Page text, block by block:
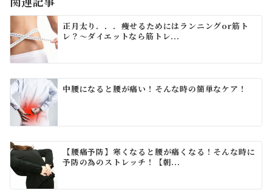
ン
正月太り．．．痩せるためにはランニングor筋ト
レ？～ダイエットなら筋トレ...
中腰になると腰が痛い！そんな時の簡単なケア！
【腰痛予防】寒くなると腰が痛くなる！そんな時に
予防の為のストレッチ！【朝...